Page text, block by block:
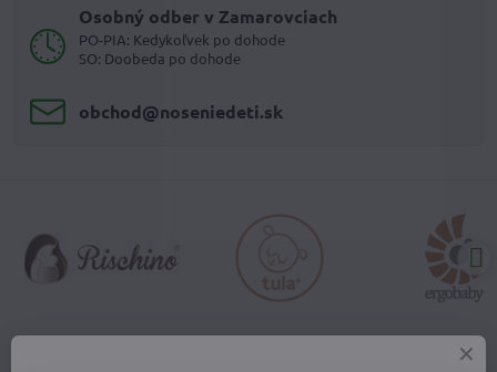
Osobný odber v Zamarovciach
PO-PIA: Kedykoľvek po dohode
SO: Doobeda po dohode
obchod​@noseniedeti​.sk